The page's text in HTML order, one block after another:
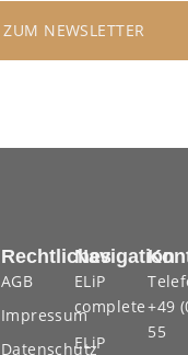
ZUM NEWSLETTER
Navigation
ELiP
complete
ELiP
Rechtliches
AGB
Impressum
Datenschutz
+49
55